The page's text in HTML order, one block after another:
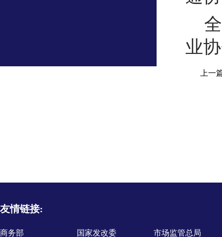
业
上一
友情链接:
商务部 国家发改委 市场监管总局